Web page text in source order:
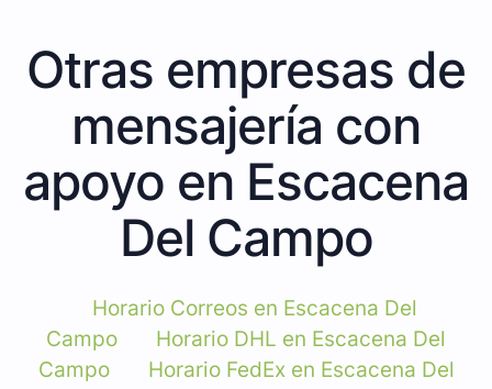
Otras empresas de
mensajería con
apoyo en Escacena
Del Campo
Horario Correos en Escacena Del
Campo
Horario DHL en Escacena Del
Campo
Horario FedEx en Escacena Del